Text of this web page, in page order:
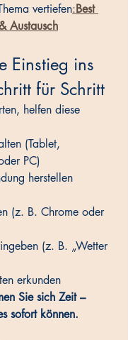
vertiefen:Best
Austausch
Einstieg ins
für Schritt
helfen diese
(Tablet,
PC)
herstellen
(z. B. Chrome oder
(z. B. „Wetter
erkunden
Sie sich Zeit –
sofort können.